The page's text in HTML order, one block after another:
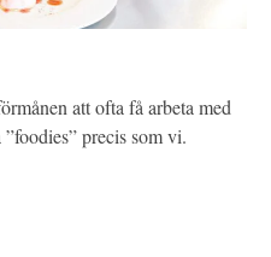
att ofta få arbeta med
precis som vi.